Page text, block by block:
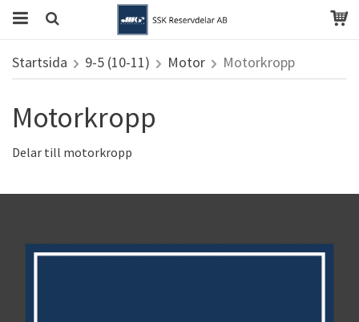
Startsida 9-5 (10-11) Motor Motorkropp
Motorkropp
Delar till motorkropp